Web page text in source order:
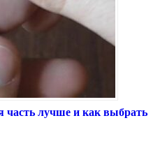
часть лучше и как выбрать